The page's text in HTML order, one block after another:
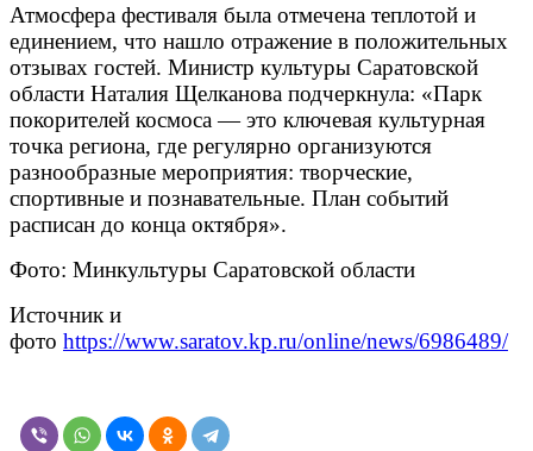
Атмосфера фестиваля была отмечена теплотой и
единением, что нашло отражение в положительных
отзывах гостей. Министр культуры Саратовской
области Наталия Щелканова подчеркнула: «Парк
покорителей космоса — это ключевая культурная
точка региона, где регулярно организуются
разнообразные мероприятия: творческие,
спортивные и познавательные. План событий
расписан до конца октября».
Фото: Минкультуры Саратовской области
Источник и
фото https://www.saratov.kp.ru/online/news/6986489/